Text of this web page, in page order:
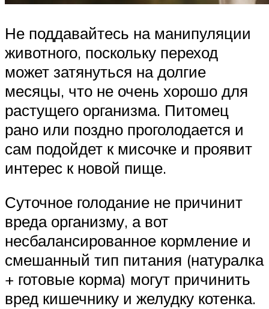
Не поддавайтесь на манипуляции
животного, поскольку переход
может затянуться на долгие
месяцы, что не очень хорошо для
растущего организма. Питомец
рано или поздно проголодается и
сам подойдет к мисочке и проявит
интерес к новой пище.
Суточное голодание не причинит
вреда организму, а вот
несбалансированное кормление и
смешанный тип питания (натуралка
+ готовые корма) могут причинить
вред кишечнику и желудку котенка.